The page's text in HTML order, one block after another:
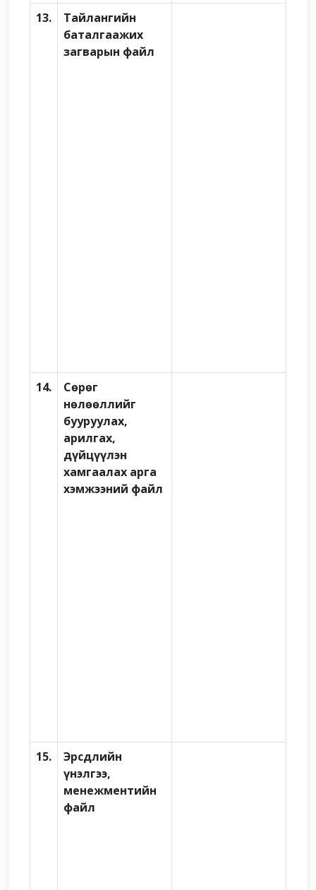
13.
Тайлангийн
баталгаажих
загварын файл
14.
Сөрөг
нөлөөллийг
бууруулах,
арилгах,
дүйцүүлэн
хамгаалах арга
хэмжээний файл
15.
Эрсдлийн
үнэлгээ,
менежментийн
файл